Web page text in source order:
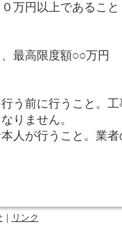
万円以上であること
最高限度額○○万円
う前に行うこと。
りません。
人が行うこと。業
｜ リンク